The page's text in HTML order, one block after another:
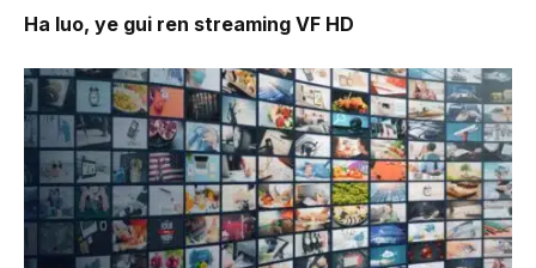
Ha luo, ye gui ren streaming VF HD